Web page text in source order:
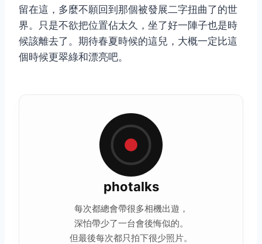
留在這，多麼不願回到那個被發展二字扭曲了的世
界。只是不欲把位置佔太久，坐了好一陣子也是時
候該離去了。期待春夏時候的這兒，大概一定比這
個時候更翠綠和漂亮吧。
photalks
每次都總會帶很多相機出遊，
深怕帶少了一台會後悔似的。
但最後每次都只拍下很少照片。